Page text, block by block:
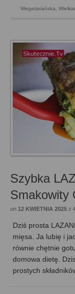
Wegetariańska,
Szybka
Smakowity
on 12 KWIETNIA 2025 z
Dziś prosta
mięsa. Ja lubię i
równie chętnie
domowa dietę.
prostych